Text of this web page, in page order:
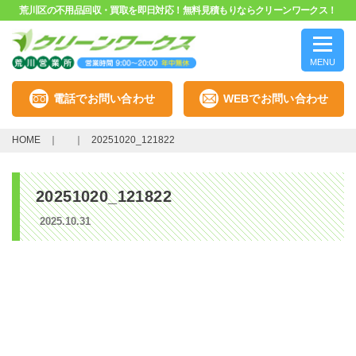
荒川区の不用品回収・買取を即日対応！無料見積もりならクリーンワークス！
MENU
電話でお問い合わせ WEBでお問い合わせ
HOME 20251020_121822
20251020_121822
2025.10.31